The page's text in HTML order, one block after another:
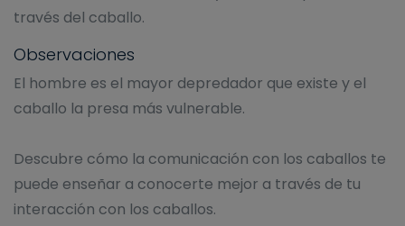
través del caballo.
Observaciones
El hombre es el mayor depredador que existe y el
caballo la presa más vulnerable.
Descubre cómo la comunicación con los caballos te
puede enseñar a conocerte mejor a través de tu
interacción con los caballos.